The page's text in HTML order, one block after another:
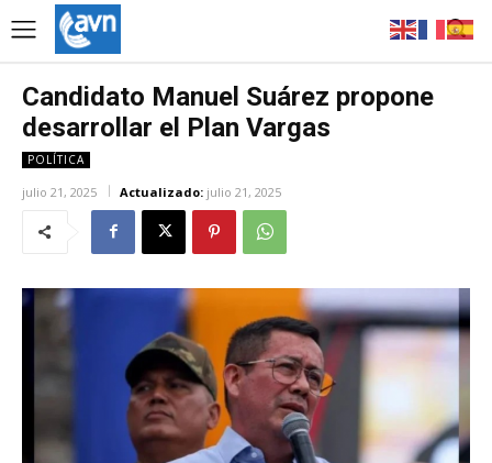
Candidato Manuel Suárez propone
desarrollar el Plan Vargas
POLÍTICA
julio 21, 2025 Actualizado: julio 21, 2025